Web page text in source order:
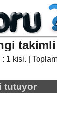
takimli
: 1 kisi. |
tutuyor